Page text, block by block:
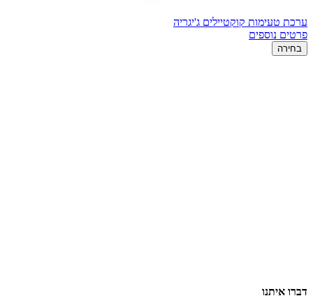
ערכת טעימות קוקטיילים ג'יגריה
פרטים נוספים
בחירה
דברו איתנו